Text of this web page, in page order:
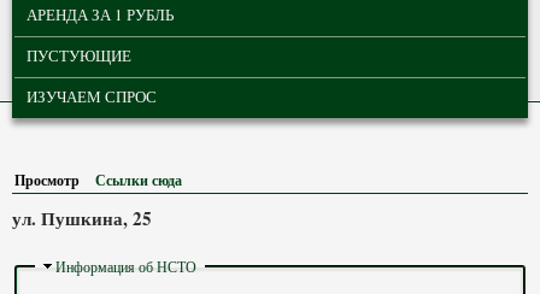
АРЕНДА ЗА 1 РУБЛЬ
ПУСТУЮЩИЕ
ИЗУЧАЕМ СПРОС
Просмотр (активная вкладка)
Ссылки сюда
ул. Пушкина, 25
Скрыть
Информация об НСТО